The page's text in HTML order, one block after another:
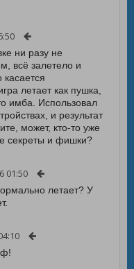
ни разу не
всё залетело и
касается
летает как пушка,
имба. Использовал
и результат
может, кто-то уже
секреты и фишки?
01:50
летает? У